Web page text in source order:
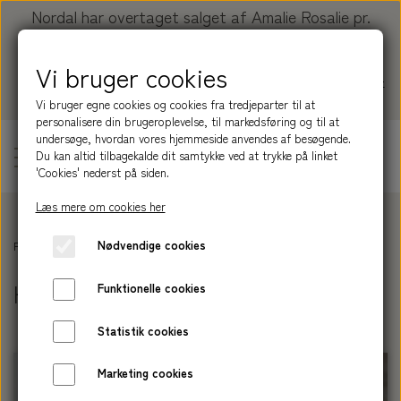
Nordal har overtaget salget af Amalie Rosalie pr.
Køb dine produkter her:nordal.dk/collections/amalie-
rosalie
PRODUKTER
BLIV INSPIRERET
OM AMALIE ROSALIE
HISTORIEN
NORDAL
Forside Forhandlerpriser - kræver B2B log in
HUDPLEJE (B2B)
Vi bruger cookies
Vi bruger egne cookies og cookies fra tredjeparter til at
personalisere din brugeroplevelse, til markedsføring og til at
undersøge, hvordan vores hjemmeside anvendes af besøgende.
Du kan altid tilbagekalde dit samtykke ved at trykke på linket
'Cookies' nederst på siden.
Læs mere om cookies her
Nødvendige cookies
Funktionelle cookies
Statistik cookies
Marketing cookies